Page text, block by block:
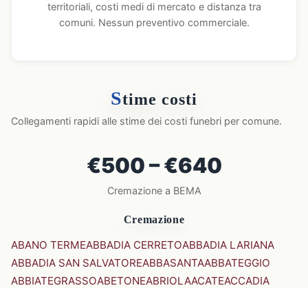
territoriali, costi medi di mercato e distanza tra
comuni. Nessun preventivo commerciale.
Stime costi
Collegamenti rapidi alle stime dei costi funebri per comune.
€500 – €640
Cremazione a BEMA
Cremazione
ABANO TERMEABBADIA CERRETOABBADIA LARIANA
ABBADIA SAN SALVATOREABBASANTAABBATEGGIO
ABBIATEGRASSOABETONEABRIOLAACATEACCADIA